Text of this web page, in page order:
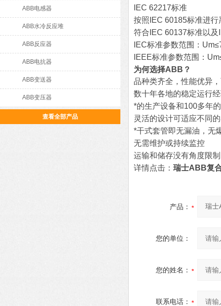
ABB电感器
ABB水冷反应堆
ABB反应器
ABB电抗器
ABB变送器
ABB变压器
查看全部产品
IEC 62217标准
按照IEC 60185标准进
符合IEC 60137标准以
IEC标准参数范围：
IEEE标准参数范围：
为何选择ABB ？
品种类齐全，性能优异
数十年各地的稳定运行
*的生产设备和100多年
灵活的设计可适应不同
*干式套管即无漏油，无
无需维护或持续监控
运输和储存没有角度限制
详情点击： 瑞士ABB复
产品：
您的单位：
您的姓名：
联系电话：